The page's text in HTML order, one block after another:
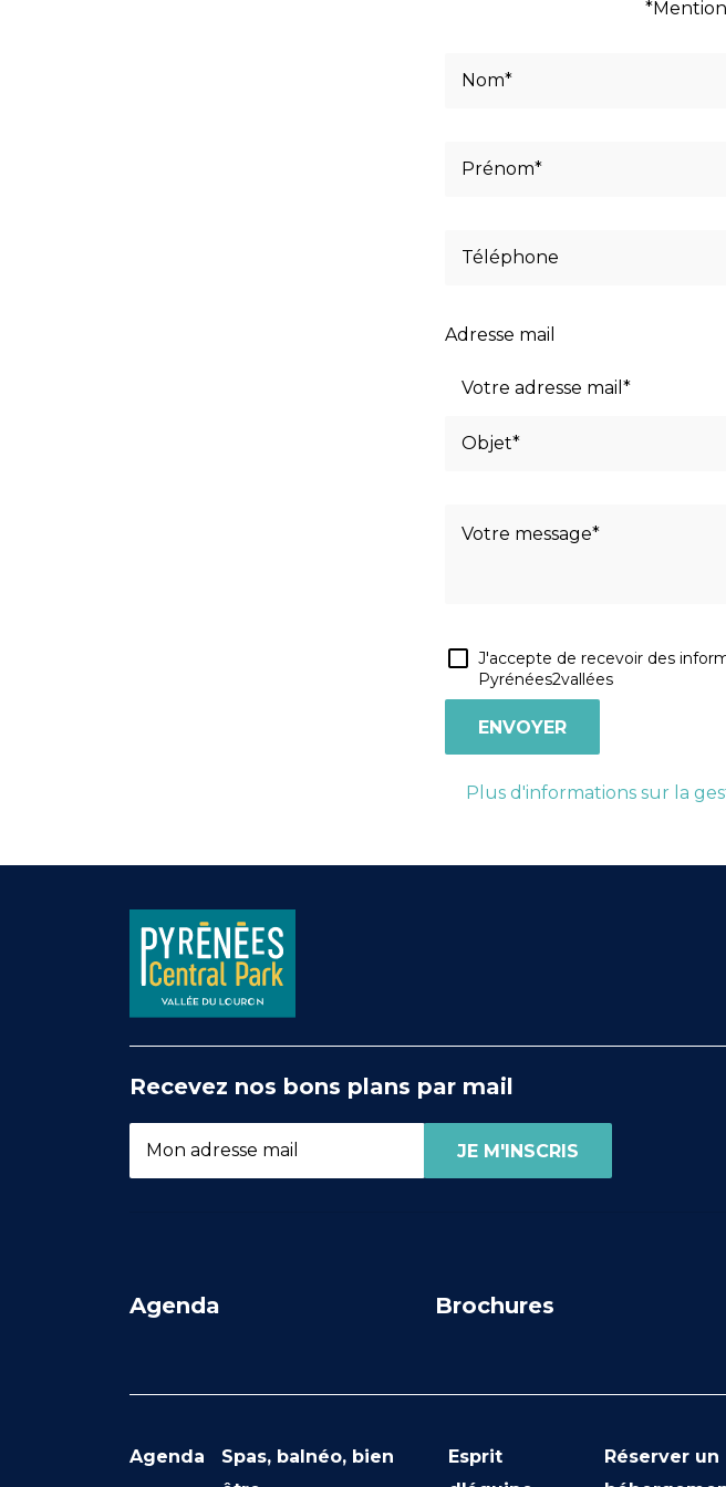
Adresse mail
J'accepte de recevoir des
Pyrénées2vallées
Plus d'informations sur la
Recevez nos bons plans par mail
Agenda Brochures
Agenda
Spas, balnéo, bien
Esprit
Réserver un